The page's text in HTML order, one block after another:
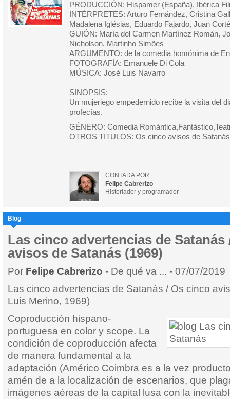
PRODUCCIÓN: Hispamer (España), Ibérica
INTÉRPRETES: Arturo Fernández, Cristina
Madalena Iglésias, Eduardo Fajardo, Juan
GUIÓN: María del Carmen Martínez Román,
Nicholson, Martinho Simões
ARGUMENTO: de la comedia homónima de
FOTOGRAFÍA: Emanuele Di Cola
MÚSICA: José Luis Navarro
SINOPSIS:
Un mujeriego empedernido recibe la visita del
profecías.
GÉNERO: Comedia
OTROS TITULOS: Os cinco avisos de Satanás
CONTADA POR:
Felipe Cabrerizo
Historiador y programador
Blog
Las cinco advertencias de Satanás
avisos de Satanás (1969)
Por Felipe Cabrerizo - De qué va ... - 07/07/2019
Las cinco advertencias de Satanás / Os cinco
Luis Merino, 1969)
Coproducción hispano-
portuguesa en color y scope. La
condición de coproducción afecta
de manera fundamental a la
adaptación (Américo Coimbra es a la vez
amén de a la localización de escenarios, que
imágenes aéreas de la capital lusa con la